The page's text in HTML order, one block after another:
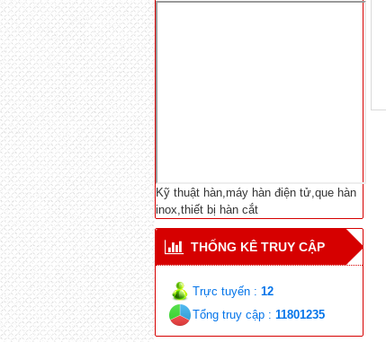
Kỹ thuật hàn,máy hàn điện tử,que hàn
inox,thiết bị hàn cắt
THỐNG KÊ TRUY CẬP
Trực tuyến :12
Tổng truy cập :11801235